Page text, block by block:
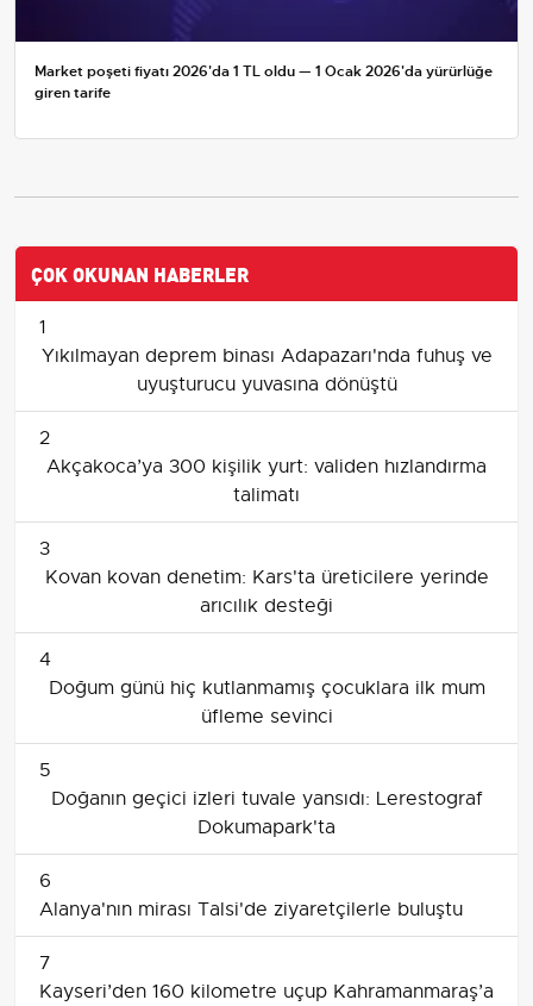
Market poşeti fiyatı 2026'da 1 TL oldu — 1 Ocak 2026'da yürürlüğe
giren tarife
ÇOK OKUNAN HABERLER
1
Yıkılmayan deprem binası Adapazarı'nda fuhuş ve
uyuşturucu yuvasına dönüştü
2
Akçakoca’ya 300 kişilik yurt: validen hızlandırma
talimatı
3
Kovan kovan denetim: Kars'ta üreticilere yerinde
arıcılık desteği
4
Doğum günü hiç kutlanmamış çocuklara ilk mum
üfleme sevinci
5
Doğanın geçici izleri tuvale yansıdı: Lerestograf
Dokumapark'ta
6
Alanya'nın mirası Talsi'de ziyaretçilerle buluştu
7
Kayseri’den 160 kilometre uçup Kahramanmaraş’a